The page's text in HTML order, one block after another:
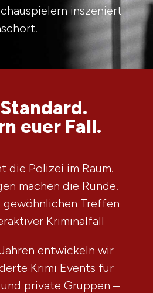
inszeniert
euer Fall.
die Polizei im Raum.
machen die Runde.
gewöhnlichen Treffen
Kriminalfall
entwickeln wir
Krimi Events für
und private Gruppen –